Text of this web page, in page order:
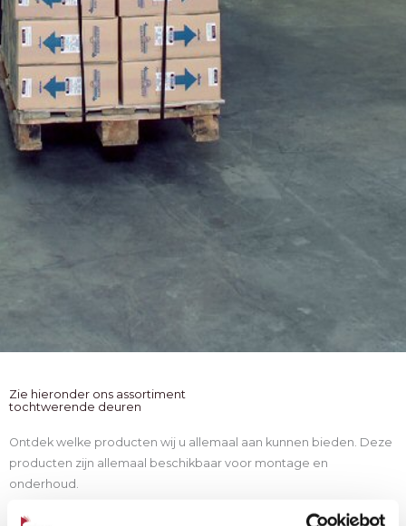
Zie hieronder ons assortiment
tochtwerende deuren
Ontdek welke producten wij u allemaal aan kunnen bieden. Deze
producten zijn allemaal beschikbaar voor montage en
onderhoud.